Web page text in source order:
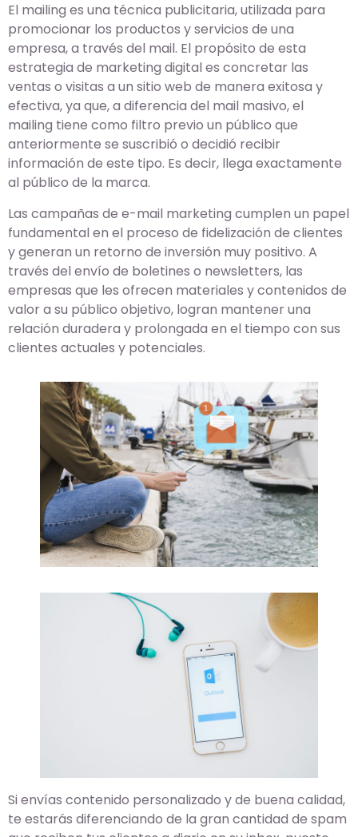
El mailing es una técnica publicitaria, utilizada para
promocionar los productos y servicios de una
empresa, a través del mail. El propósito de esta
estrategia de marketing digital es concretar las
ventas o visitas a un sitio web de manera exitosa y
efectiva, ya que, a diferencia del mail masivo, el
mailing tiene como filtro previo un público que
anteriormente se suscribió o decidió recibir
información de este tipo. Es decir, llega exactamente
al público de la marca.
Las campañas de e-mail marketing cumplen un papel
fundamental en el proceso de fidelización de clientes
y generan un retorno de inversión muy positivo. A
través del envío de boletines o newsletters, las
empresas que les ofrecen materiales y contenidos de
valor a su público objetivo, logran mantener una
relación duradera y prolongada en el tiempo con sus
clientes actuales y potenciales.
Si envías contenido personalizado y de buena calidad,
te estarás diferenciando de la gran cantidad de spam